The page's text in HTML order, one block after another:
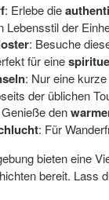
: Erlebe die
Lebensstil der
: Besuche
für eine
: Nur eine
der üblichen
den
: Für
bieten eine
bereit. Lass